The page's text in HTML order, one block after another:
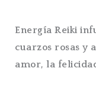
Energía Reiki
cuarzos rosas y
amor, la